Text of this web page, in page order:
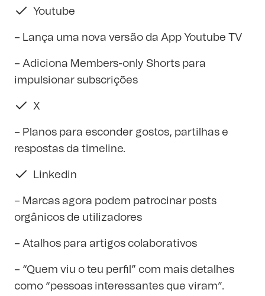
Youtube
– Lança uma nova versão da App Youtube TV
– Adiciona Members-only Shorts para
impulsionar subscrições
X
– Planos para esconder gostos, partilhas e
respostas da timeline.
Linkedin
– Marcas agora podem patrocinar posts
orgânicos de utilizadores
– Atalhos para artigos colaborativos
– “Quem viu o teu perfil” com mais detalhes
como “pessoas interessantes que viram”.